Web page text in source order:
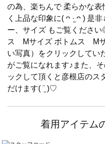
の為、楽ちんで 柔らかな
く上品な印象に( ᴖ ·̫ ᴖ ) 是
ー、サイズ もご覧くださ
ス Mサイズ ボトムス M
い写真）をクリックしてい
がご覧になれます♪また、
ックして頂くと彦根店のス
だけます( ¨̮ )♡
着用アイテム